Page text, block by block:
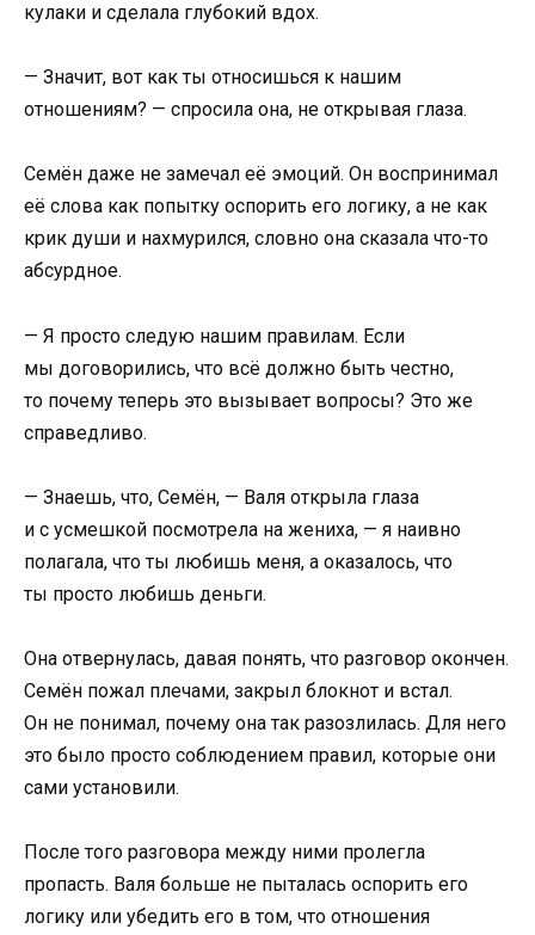
кулаки и сделала глубокий вдох.
— Значит, вот как ты относишься к нашим
отношениям? — спросила она, не открывая глаза.
Семён даже не замечал её эмоций. Он воспринимал
её слова как попытку оспорить его логику, а не как
крик души и нахмурился, словно она сказала что-то
абсурдное.
— Я просто следую нашим правилам. Если
мы договорились, что всё должно быть честно,
то почему теперь это вызывает вопросы? Это же
справедливо.
— Знаешь, что, Семён, — Валя открыла глаза
и с усмешкой посмотрела на жениха, — я наивно
полагала, что ты любишь меня, а оказалось, что
ты просто любишь деньги.
Она отвернулась, давая понять, что разговор окончен.
Семён пожал плечами, закрыл блокнот и встал.
Он не понимал, почему она так разозлилась. Для него
это было просто соблюдением правил, которые они
сами установили.
После того разговора между ними пролегла
пропасть. Валя больше не пыталась оспорить его
логику или убедить его в том, что отношения